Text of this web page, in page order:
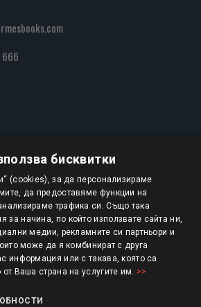
666
АБОНИРАНЕ
бисквитки
(cookies), за да персонализираме
да предоставяме функции на
трафика си. Също така
начина, по който използвате сайта ни,
медии, рекламните си партньори и
може да я комбинират с друга
информация или с такава, която са
Ваша страна на услугите им. >>